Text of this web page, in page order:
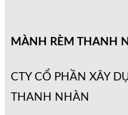
MÀNH RÈM THANH
CTY CỔ PHẦN XÂY
THANH NHÀN